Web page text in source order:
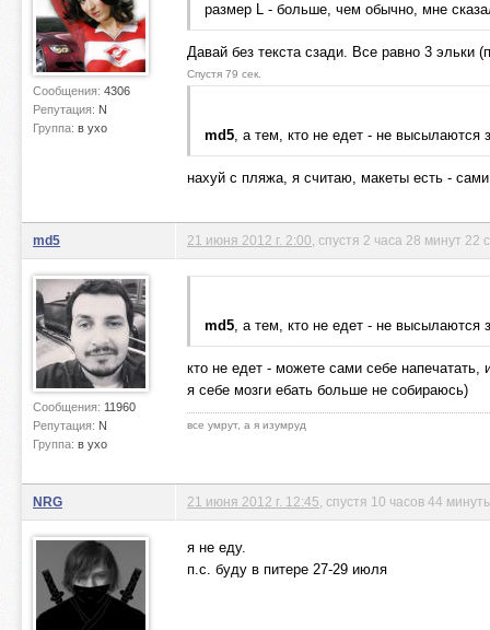
Сообщения: 4306
Репутация: N
Группа: в ухо
размер L - больше, чем обычно, мне
Давай без текста сзади. Все равно 3 эльки
Спустя 79 сек.
md5, а тем, кто не едет - не высылаются
нахуй с пляжа, я считаю, макеты есть - сами
md5
Сообщения: 11960
Репутация: N
Группа: в ухо
21 июня 2012 г. 2:00 , спустя 2 часа 28 минут 22
md5, а тем, кто не едет - не высылаются
кто не едет - можете сами себе напечатать,
я себе мозги ебать больше не собираюсь)
все умрут, а я изумруд
NRG 21 июня 2012 г. 12:45 , спустя 10 часов 44
я не еду.
п.с. буду в питере 27-29 июля